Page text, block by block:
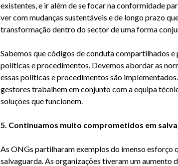
existentes, e ir além de se focar na conformidade
ver com mudanças sustentáveis e de longo prazo
transformação dentro do sector de uma forma
Sabemos que códigos de conduta compartilhados
políticas e procedimentos. Devemos abordar as
essas políticas e procedimentos são
gestores trabalhem em conjunto com a equipa
soluções que funcionem.
5. Continuamos muito comprometidos em
As ONGs partilharam exemplos do imenso esforço
salvaguarda. As organizações tiveram um